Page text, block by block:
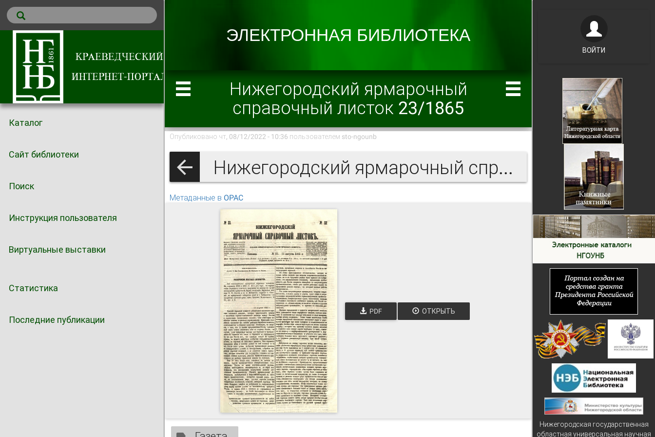
Каталог
Сайт библиотеки
Поиск
Инструкция пользователя
Виртуальные выставки
Статистика
Последние публикации
Нижегородский ярмарочный
справочный листок 23/1865
Опубликовано чт, 08/12/2022 - 10:36 пользователем sto-ngounb
Нижегородский ярмарочный справочный листок 1865 г.
Метаданные в OPAC
PDF ОТКРЫТЬ
ВОЙТИ
Нижегородская государственная
областная универсальная научная